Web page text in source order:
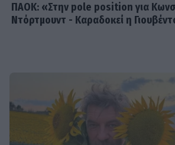
ΠΑΟΚ: «Στην pole position για
Ντόρτμουντ - Καραδοκεί η